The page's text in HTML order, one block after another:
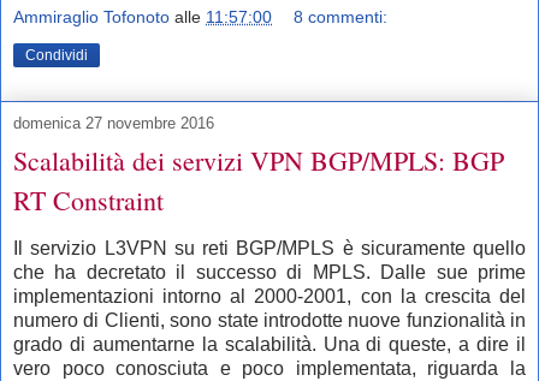
Ammiraglio Tofonoto alle 11:57:00 8 commenti:
Condividi
domenica 27 novembre 2016
Scalabilità dei servizi VPN BGP/MPLS: BGP
RT Constraint
Il servizio L3VPN su reti BGP/MPLS è sicuramente quello
che ha decretato il successo di MPLS. Dalle sue prime
implementazioni intorno al 2000-2001, con la crescita del
numero di Clienti, sono state introdotte nuove funzionalità in
grado di aumentarne la scalabilità. Una di queste, a dire il
vero poco conosciuta e poco implementata, riguarda la